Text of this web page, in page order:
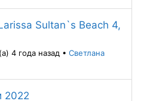
Sultan`s Beach 4,
4 года назад • Светлана
2022